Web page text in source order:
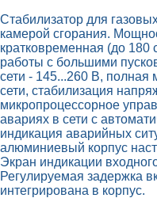
Стабилизатор для
камерой сгорания.
кратковременная (до 180
работы с большими
сети - 145...260 В,
сети, стабилизация
микропроцессорное
авариях в сети с
индикация аварийных
алюминиевый корпус
Экран индикации
Регулируемая задержка
интегрирована в корпус.